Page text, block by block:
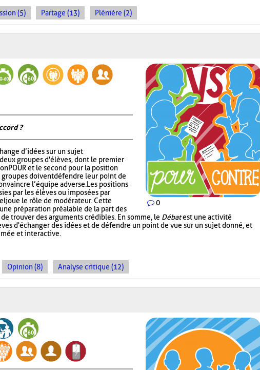
(5) Partage (13) Plénière (2)
0
?
d’idées sur un sujet
groupes d'élèves, dont le premier
POUR et le second pour la position
groupes doivent défendre leur point de
l’équipe adverse. Les positions
par les élèves ou imposées par
joue le rôle de modérateur. Cette
préparation préalable de la part des
trouver des arguments crédibles. En somme, le Débatest une activité
d'échanger des idées et de défendre un point de vue sur un sujet donné, et
et interactive.
Opinion (8) Analyse critique (12)